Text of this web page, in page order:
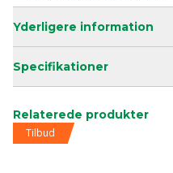
Yderligere information
Specifikationer
Relaterede produkter
Tilbud